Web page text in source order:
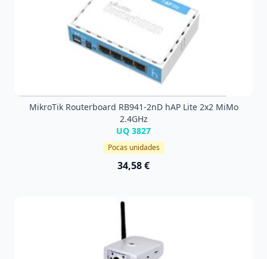
MikroTik Routerboard RB941-2nD hAP Lite 2x2 MiMo
2.4GHz
UQ 3827
Pocas unidades
34,58 €